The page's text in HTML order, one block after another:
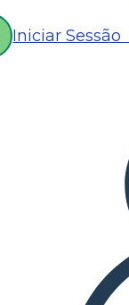
Iniciar Sessão